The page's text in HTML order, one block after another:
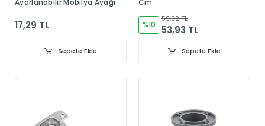
Ayarlanabilir Mobilya Ayağı
17,29 TL
Sepete Ekle
Cm
%10
59,92 TL
53,93 TL
Sepete Ekle